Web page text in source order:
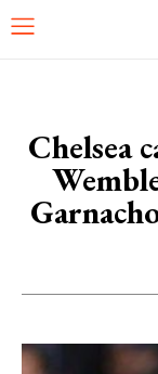
Chelsea